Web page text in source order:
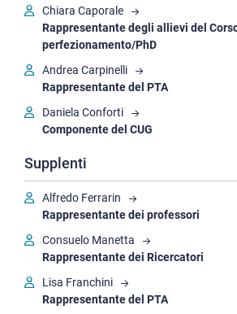
Supporto alle disabilità
Tutorato tra pari
Normativa Pari Opportunità, link
Sostenibilità ambientale
Associazioni e fondazioni
Assicurazione della qualità
La comunicazione
Chiara Caporale
Rappresentante degli allievi del
perfezionamento/PhD
Andrea Carpinelli
Rappresentante del PTA
Daniela Conforti
Componente del CUG
Supplenti
Alfredo Ferrarin
Rappresentante dei professori
Consuelo Manetta
Rappresentante dei Ricercatori
Lisa Franchini
Rappresentante del PTA